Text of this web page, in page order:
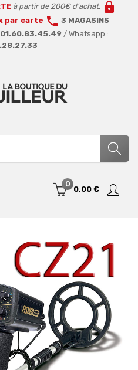
à partir de 200€ d'achat. lock
par carte call 3 MAGASINS
01.60.83.45.49 / Whatsapp :
0
0,00 €